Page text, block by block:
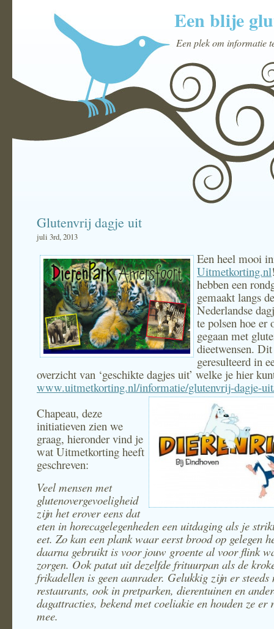
Een blije
Een plek om informatie
Glutenvrij dagje uit
juli 3rd, 2013
Een heel mooi
Uitmetkorting.nl
hebben een
gemaakt langs
Nederlandse
te polsen hoe er
gegaan met
dieetwensen.
geresulteerd in
overzicht van ‘geschikte dagjes uit’ welke je hier
www.uitmetkorting.nl/informatie/glutenvrij-dagje-
Chapeau, deze
initiatieven zien we
graag, hieronder vind je
wat Uitmetkorting heeft
geschreven:
Veel mensen met
glutenovergevoeligheid
zijn het erover eens dat
eten in horecagelegenheden een uitdaging als je
eet. Zo kan een plank waar eerst brood op gelegen
daarna gebruikt is voor jouw groente al voor flink
zorgen. Ook patat uit dezelfde frituurpan als de
frikadellen is geen aanrader. Gelukkig zijn er steeds
restaurants, ook in pretparken, dierentuinen en
dagattracties, bekend met coeliakie en houden ze er
mee.